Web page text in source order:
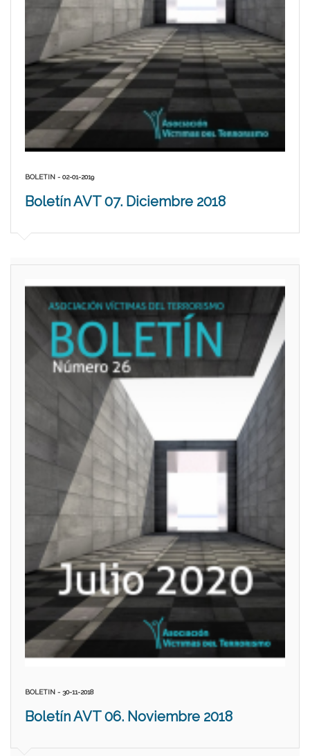
BOLETIN - 02-01-2019
Boletín AVT 07. Diciembre 2018
BOLETIN - 30-11-2018
Boletín AVT 06. Noviembre 2018